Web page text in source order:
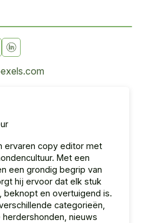
ervaren copy editor met
Met een
een grondig begrip van
hij ervoor dat elk stuk
beknopt en overtuigend is.
categorieën,
nieuws